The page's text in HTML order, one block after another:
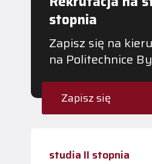
stopnia
Zapisz się na
na Politechnice
Zapisz się
studia II stopnia